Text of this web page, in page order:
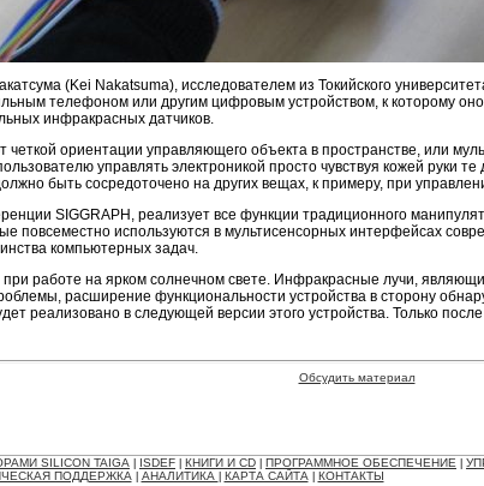
(Kei Nakatsuma), исследователем из Токийского
телефоном или другим цифровым устройством, к которому оно
инфракрасных датчиков.
ориентации управляющего объекта в пространстве, или
управлять электроникой просто чувствуя кожей руки
быть сосредоточено на других вещах, к примеру, при
SIGGRAPH, реализует все функции традиционного
повсеместно используются в мультисенсорных интерфейсах
компьютерных задач.
работе на ярком солнечном свете. Инфракрасные лучи,
расширение функциональности устройства в сторону
реализовано в следующей версии этого устройства. Только
Обсудить материал
SILICON TAIGA ISDEF КНИГИ И CD ПРОГРАММНОЕ ОБЕСПЕЧЕНИЕ
ПОДДЕРЖКА| АНАЛИТИКА КАРТА САЙТА| КОНТАКТЫ